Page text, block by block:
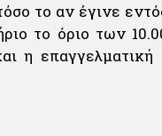
το αν έγινε
το όριο των
η